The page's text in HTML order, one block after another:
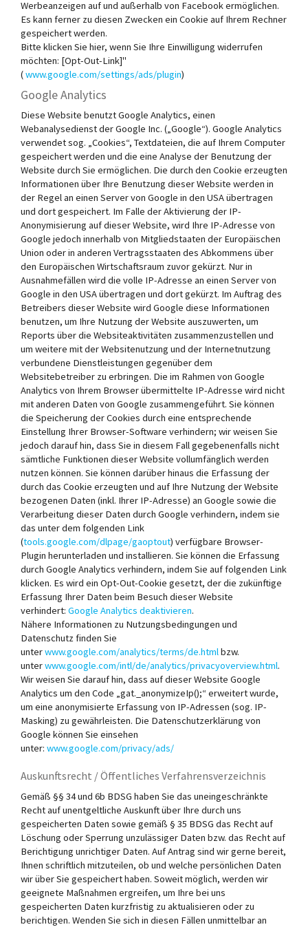
Werbeanzeigen auf und außerhalb von Facebook ermöglichen.
Es kann ferner zu diesen Zwecken ein Cookie auf Ihrem Rechner
gespeichert werden.
Bitte klicken Sie hier, wenn Sie Ihre Einwilligung widerrufen
möchten: [Opt-Out-Link]"
(www.google.com/settings/ads/plugin)
Google Analytics
Diese Website benutzt Google Analytics, einen
Webanalysedienst der Google Inc. („Google“). Google Analytics
verwendet sog. „Cookies“, Textdateien, die auf Ihrem Computer
gespeichert werden und die eine Analyse der Benutzung der
Website durch Sie ermöglichen. Die durch den Cookie erzeugten
Informationen über Ihre Benutzung dieser Website werden in
der Regel an einen Server von Google in den USA übertragen
und dort gespeichert. Im Falle der Aktivierung der IP-
Anonymisierung auf dieser Website, wird Ihre IP-Adresse von
Google jedoch innerhalb von Mitgliedstaaten der Europäischen
Union oder in anderen Vertragsstaaten des Abkommens über
den Europäischen Wirtschaftsraum zuvor gekürzt. Nur in
Ausnahmefällen wird die volle IP-Adresse an einen Server von
Google in den USA übertragen und dort gekürzt. Im Auftrag des
Betreibers dieser Website wird Google diese Informationen
benutzen, um Ihre Nutzung der Website auszuwerten, um
Reports über die Websiteaktivitäten zusammenzustellen und
um weitere mit der Websitenutzung und der Internetnutzung
verbundene Dienstleistungen gegenüber dem
Websitebetreiber zu erbringen. Die im Rahmen von Google
Analytics von Ihrem Browser übermittelte IP-Adresse wird nicht
mit anderen Daten von Google zusammengeführt. Sie können
die Speicherung der Cookies durch eine entsprechende
Einstellung Ihrer Browser-Software verhindern; wir weisen Sie
jedoch darauf hin, dass Sie in diesem Fall gegebenenfalls nicht
sämtliche Funktionen dieser Website vollumfänglich werden
nutzen können. Sie können darüber hinaus die Erfassung der
durch das Cookie erzeugten und auf Ihre Nutzung der Website
bezogenen Daten (inkl. Ihrer IP-Adresse) an Google sowie die
Verarbeitung dieser Daten durch Google verhindern, indem sie
das unter dem folgenden Link
(tools.google.com/dlpage/gaoptout) verfügbare Browser-
Plugin herunterladen und installieren. Sie können die Erfassung
durch Google Analytics verhindern, indem Sie auf folgenden Link
klicken. Es wird ein Opt-Out-Cookie gesetzt, der die zukünftige
Erfassung Ihrer Daten beim Besuch dieser Website
verhindert: Google Analytics deaktivieren.
Nähere Informationen zu Nutzungsbedingungen und
Datenschutz finden Sie
unterwww.google.com/analytics/terms/de.htmlbzw.
unterwww.google.com/intl/de/analytics/privacyoverview.html.
Wir weisen Sie darauf hin, dass auf dieser Website Google
Analytics um den Code „gat._anonymizeIp();“ erweitert wurde,
um eine anonymisierte Erfassung von IP-Adressen (sog. IP-
Masking) zu gewährleisten. Die Datenschutzerklärung von
Google können Sie einsehen
unter: www.google.com/privacy/ads/
Auskunftsrecht / Öffentliches Verfahrensverzeichnis
Gemäß §§ 34 und 6b BDSG haben Sie das uneingeschränkte
Recht auf unentgeltliche Auskunft über Ihre durch uns
gespeicherten Daten sowie gemäß § 35 BDSG das Recht auf
Löschung oder Sperrung unzulässiger Daten bzw. das Recht auf
Berichtigung unrichtiger Daten. Auf Antrag sind wir gerne bereit,
Ihnen schriftlich mitzuteilen, ob und welche persönlichen Daten
wir über Sie gespeichert haben. Soweit möglich, werden wir
geeignete Maßnahmen ergreifen, um Ihre bei uns
gespeicherten Daten kurzfristig zu aktualisieren oder zu
berichtigen. Wenden Sie sich in diesen Fällen unmittelbar an